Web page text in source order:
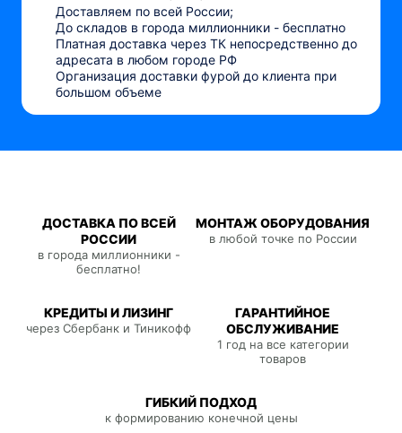
Доставляем по всей России;
До складов в города миллионники - бесплатно
Платная доставка через ТК непосредственно до
адресата в любом городе РФ
Организация доставки фурой до клиента при
большом объеме
ДОСТАВКА ПО ВСЕЙ
РОССИИ
в города миллионники -
бесплатно!
МОНТАЖ ОБОРУДОВАНИЯ
в любой точке по России
КРЕДИТЫ И ЛИЗИНГ
через Сбербанк и Тиникофф
ГАРАНТИЙНОЕ
ОБСЛУЖИВАНИЕ
1 год на все категории
товаров
ГИБКИЙ ПОДХОД
к формированию конечной цены